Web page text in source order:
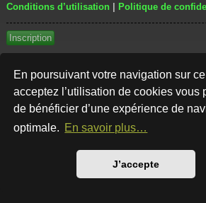
En poursuivant votre navigation sur
acceptez l’utilisation de cookies vous
de bénéficier d’une expérience de
optimale. En savoir plus…
J’accepte
Conditions d’utilisation | Politique de
Inscription
Accueil du forum
Développé parphpBB® Forum Software ©
Style par
Traduction française officielle